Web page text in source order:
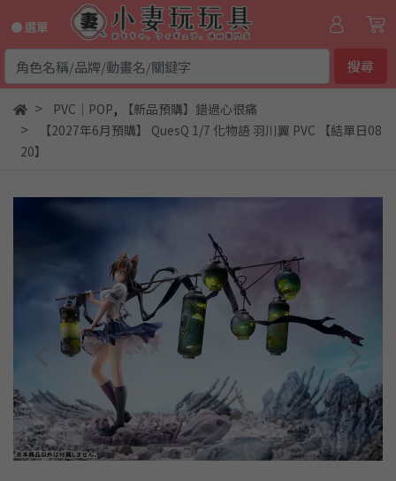
● 選單
搜尋
PVC｜POP,
【新品預購】錯過心很痛
【2027年6月預購】 QuesQ 1/7 化物語 羽川翼 PVC 【結單日08
20】